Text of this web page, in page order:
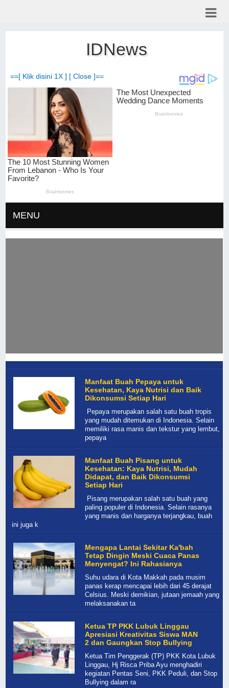
IDNews
MENU
Manfaat Buah Pepaya untuk
Kesehatan, Kaya Nutrisi dan Baik
Dikonsumsi Setiap Hari
Pepaya merupakan salah satu buah tropis
yang mudah ditemukan di Indonesia. Selain
memiliki rasa manis dan tekstur yang lembut,
pepaya
Manfaat Buah Pisang untuk
Kesehatan: Kaya Nutrisi, Mudah
Didapat, dan Baik Dikonsumsi
Setiap Hari
Pisang merupakan salah satu buah yang
paling populer di Indonesia. Selain rasanya
yang manis dan harganya terjangkau, buah
ini juga k
Mengapa Lantai Sekitar Ka'bah
Tetap Dingin Meski Cuaca Panas
Menyengat? Ini Rahasianya
Suhu udara di Kota Makkah pada musim
panas kerap mencapai lebih dari 45 derajat
Celsius. Meski demikian, jutaan jemaah yang
melaksanakan ta
Ketua TP PKK Lubuk Linggau
Apresiasi Kreativitas Siswa MAN
2 dan Gaungkan Stop Bullying
Ketua Tim Penggerak (TP) PKK Kota Lubuk
Linggau, Hj Risca Priba Ayu menghadiri
kegiatan Pentas Seni, PKK Peduli, dan Stop
Bullying dalam ra
==[ Klik disini 1X ] [ Close ]==